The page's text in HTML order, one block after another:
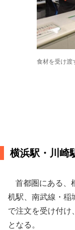
食材を受け渡
横浜駅・川崎
首都圏にある、
机駅、南武線・稲
で注文を受け付
となる。